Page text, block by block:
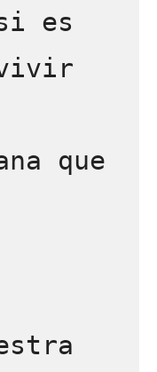
es
vivir
que